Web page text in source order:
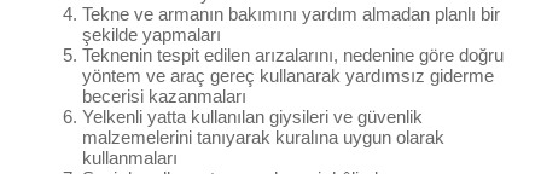
Tekne ve armanın bakımını yardım almadan planlı bir
şekilde yapmaları
Teknenin tespit edilen arızalarını, nedenine göre doğru
yöntem ve araç gereç kullanarak yardımsız giderme
becerisi kazanmaları
Yelkenli yatta kullanılan giysileri ve güvenlik
malzemelerini tanıyarak kuralına uygun olarak
kullanmaları